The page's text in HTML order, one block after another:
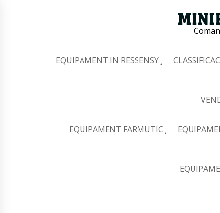
EQUIPAMENT IN RESSENSY
EQUIPAMENT FARMUTIC